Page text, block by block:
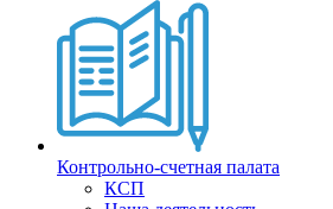
Контрольно-счетная палата
КСП